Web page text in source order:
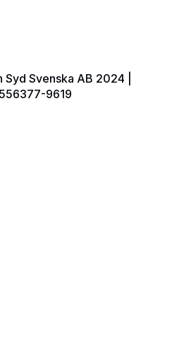
Svenska AB 2024 |
556377-9619